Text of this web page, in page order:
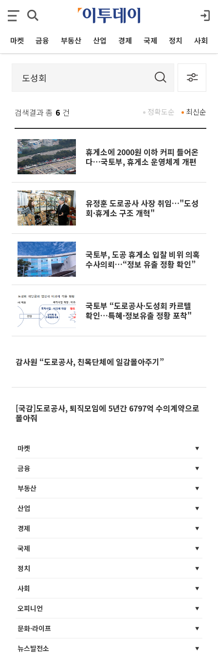
마켓 금융 부동산 산업 경제 국제 정치 사회
검색결과 총 6 건 최신순
정확도순
휴게소에 2000원 이하 커피 들어온
다…국토부, 휴게소 운영체계 개편
유정훈 도로공사 사장 취임…"도성
회·휴게소 구조 개혁"
국토부, 도공 휴게소 입찰 비위 의혹
수사의뢰…“정보 유출 정황 확인”
국토부 “도로공사·도성회 카르텔
확인…특혜·정보유출 정황 포착"
감사원 “도로공사, 친목단체에 일감몰아주기”
[국감]도로공사, 퇴직모임에 5년간 6797억 수의계약으로
몰아줘
마켓
금융
부동산
산업
경제
국제
정치
사회
오피니언
문화·라이프
뉴스발전소